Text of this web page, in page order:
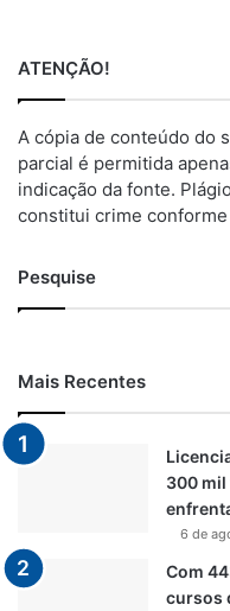
ATENÇÃO!
A cópia de conteúdo do
parcial é permitida
indicação da fonte.
constitui crime conforme
Pesquise
Mais Recentes
300 mil
6 de
Com
cursos